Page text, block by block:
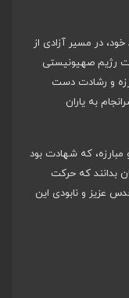
در مسیر آزادی از
رژیم صهیونیستی
و رشادت دست
به یاران
که شهادت بود
بدانند که حرکت
عزیز و نابودی این